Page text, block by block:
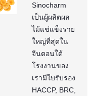
Sinocharm
เป็นผู้ผลิตผล
ไม้แช่แข็งราย
ใหญ่ที่สุดใน
จีนตอนใต้
โรงงานของ
เรามีใบรับรอง
HACCP, BRC,